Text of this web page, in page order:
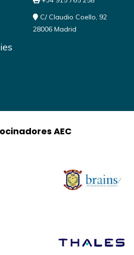
C/ Claudio Coello, 92
28006 Madrid
AEC